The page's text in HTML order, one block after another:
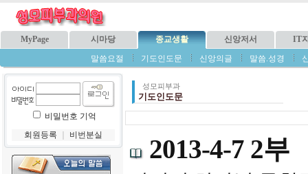
MyPage 시마당 종교생활 신앙저서
IT
말씀요절
기도인도문 신앙의글 말씀.성경
비밀번호 기억
회원등록
비번분실
성모피부과
기도인도문
2013-4-7 2부